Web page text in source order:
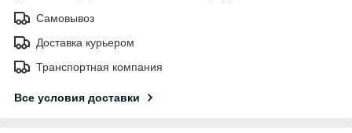
Самовывоз
Доставка курьером
Транспортная компания
Все условия доставки